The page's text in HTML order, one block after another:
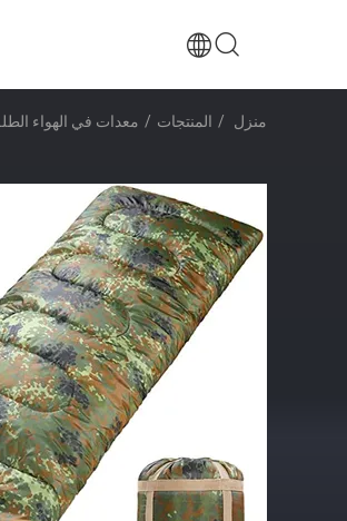
منزل / المنتجات / معدات في الهواء